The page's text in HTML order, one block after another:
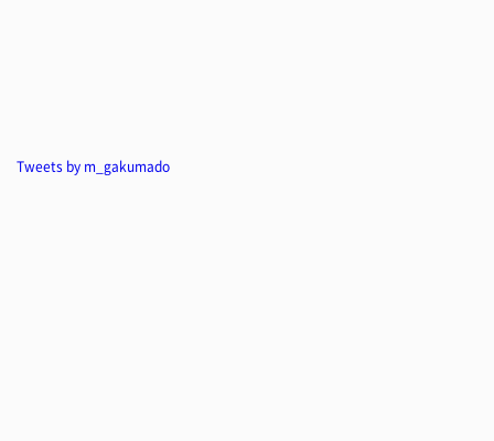
Tweets by m_gakumado